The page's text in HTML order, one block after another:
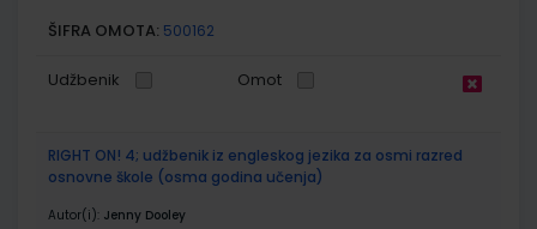
ŠIFRA OMOTA: 500162
Udžbenik Omot
RIGHT ON! 4; udžbenik iz engleskog jezika za osmi razred
osnovne škole (osma godina učenja)
Autor(i): Jenny Dooley